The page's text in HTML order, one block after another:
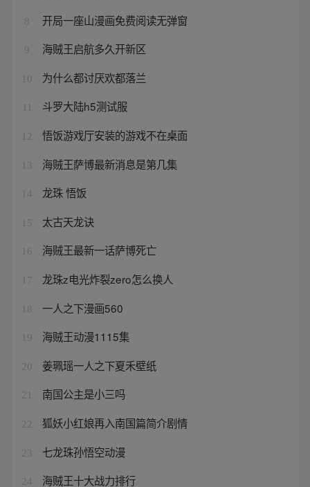
8 开局一座山漫画免费阅读无弹窗
9 海贼王启航多久开新区
10 为什么都讨厌欢都落兰
斗罗大陆h5测试服
12 悟饭游戏厅安装的游戏不在桌面
13 海贼王萨博最新消息是第几集
14 龙珠 悟饭
15 太古天龙诀
16 海贼王最新一话萨博死亡
17 龙珠z电光炸裂zero怎么换人
18 一人之下漫画560
19 海贼王动漫1115集
20 姜珮瑶一人之下夏禾壁纸
21 南国公主是小三吗
22 狐妖小红娘再入南国篇简介剧情
23 七龙珠孙悟空动漫
24 海贼王十大战力排行